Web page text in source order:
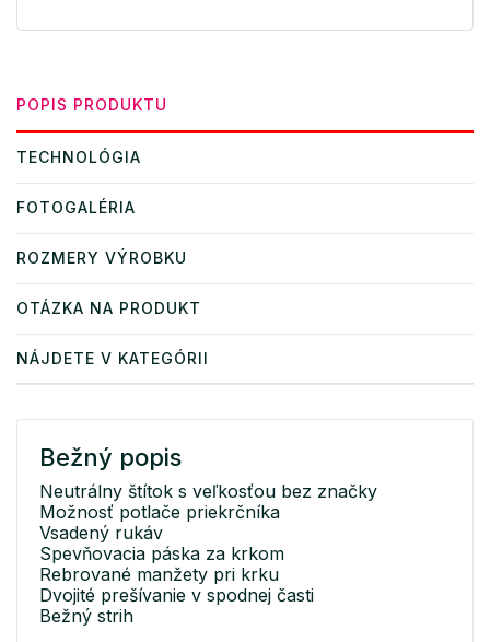
POPIS PRODUKTU
TECHNOLÓGIA
FOTOGALÉRIA
ROZMERY VÝROBKU
OTÁZKA NA PRODUKT
NÁJDETE V KATEGÓRII
Bežný popis
Neutrálny štítok s veľkosťou bez značky
Možnosť potlače priekrčníka
Vsadený rukáv
Spevňovacia páska za krkom
Rebrované manžety pri krku
Dvojité prešívanie v spodnej časti
Bežný strih